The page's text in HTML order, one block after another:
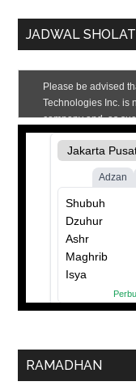
JADWAL SHOLAT
RAMADHAN